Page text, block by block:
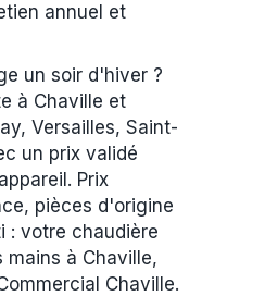
annuel et
un soir d'hiver ?
à Chaville et
Versailles, Saint-
un prix validé
Prix
pièces d'origine
: votre chaudière
mains à Chaville,
Chaville.